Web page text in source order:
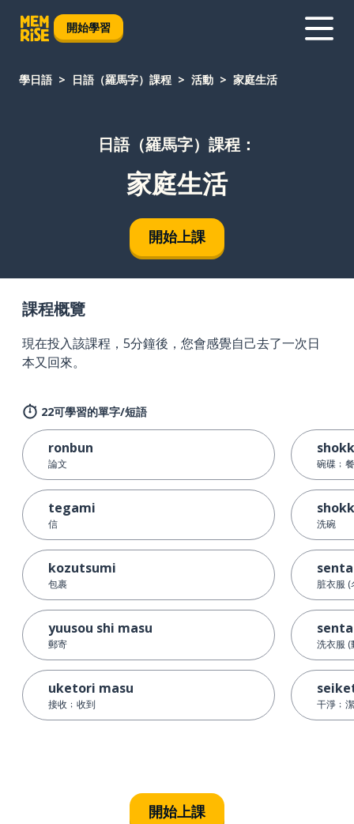
開始學習
學日語 日語（羅馬字）課程 活動 家庭生活
日語（羅馬字）課程：
家庭生活
開始上課
課程概覽
現在投入該課程，5分鐘後，您會感覺自己去了一次日
本又回來。
22可學習的單字/短語
ronbun
論文
tegami
信
kozutsumi
包裹
yuusou shi masu
郵寄
uketori masu
接收﹔收到
碗碟﹔
洗碗
脏衣服 (
洗衣服 (
干淨﹔
開始上課